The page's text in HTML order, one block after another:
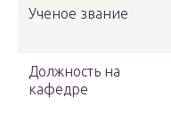
Ученое звание
Должность на
кафедре